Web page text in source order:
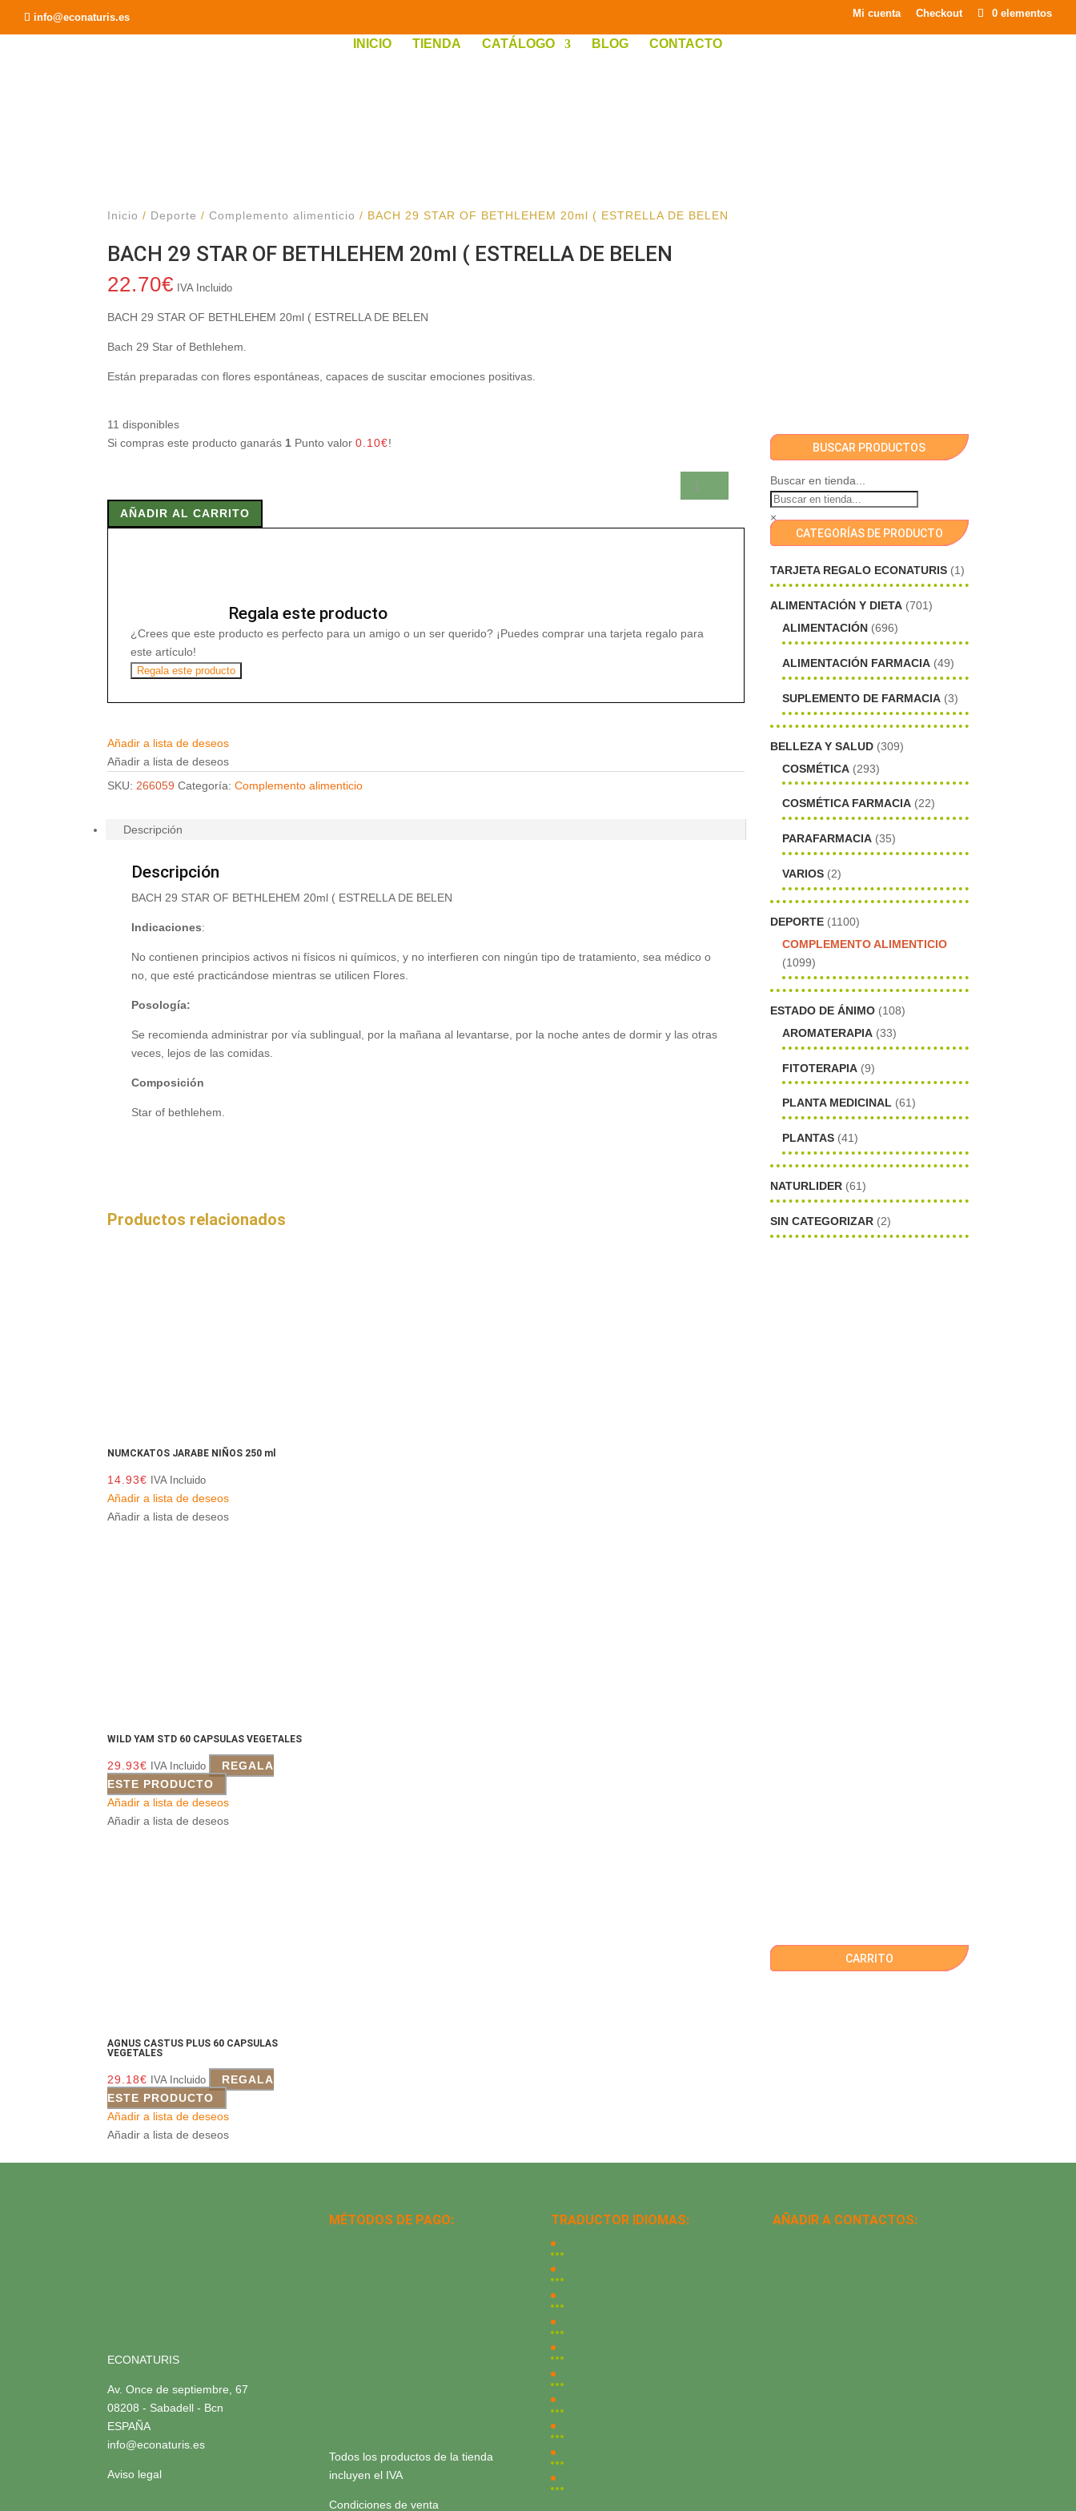
info@econaturis.es Mi cuenta Checkout 0 elementos
INICIO TIENDA CATÁLOGO BLOG CONTACTO
Inicio / Deporte /Complemento alimenticio / BACH 29 STAR OF BETHLEHEM 20ml ( ESTRELLA DE BELEN
BACH 29 STAR OF BETHLEHEM 20ml ( ESTRELLA DE BELEN
22.70€ IVA Incluido
BACH 29 STAR OF BETHLEHEM 20ml ( ESTRELLA DE BELEN
Bach 29 Star of Bethlehem.
Están preparadas con flores espontáneas, capaces de suscitar emociones positivas.
11 disponibles
Si compras este producto ganarás 1 Punto valor0.10€!
29
STAR
cantidad
AÑADIR AL CARRITO
Regala este producto
¿Crees que este producto es perfecto para un amigo o un ser querido? ¡Puedes comprar una tarjeta regalo para
este artículo!
Regala este producto
Añadir a lista de deseos
Añadir a lista de deseos
SKU:266059 Categoría:Complemento alimenticio
Descripción
Descripción
BACH 29 STAR OF BETHLEHEM 20ml ( ESTRELLA DE BELEN
Indicaciones:
No contienen principios activos ni físicos ni químicos, y no interfieren con ningún tipo de tratamiento, sea médico o
no, que esté practicándose mientras se utilicen Flores.
Posología:
Se recomienda administrar por vía sublingual, por la mañana al levantarse, por la noche antes de dormir y las otras
veces, lejos de las comidas.
Composición
Star of bethlehem.
Productos relacionados
NUMCKATOS JARABE NIÑOS 250 ml
14.93€ IVA Incluido
Añadir a lista de deseos
Añadir a lista de deseos
WILD YAM STD 60 CAPSULAS VEGETALES
29.93€ IVA Incluido
REGALA
ESTE PRODUCTO
Añadir a lista de deseos
Añadir a lista de deseos
AGNUS CASTUS PLUS 60 CAPSULAS
VEGETALES
29.18€ IVA Incluido
REGALA
ESTE PRODUCTO
Añadir a lista de deseos
Añadir a lista de deseos
BUSCAR PRODUCTOS
Buscar en tienda...
×
CATEGORÍAS DE PRODUCTO
TARJETA REGALO ECONATURIS (1)
ALIMENTACIÓN Y DIETA (701)
ALIMENTACIÓN (696)
ALIMENTACIÓN FARMACIA (49)
SUPLEMENTO DE FARMACIA (3)
BELLEZA Y SALUD (309)
COSMÉTICA (293)
COSMÉTICA FARMACIA (22)
PARAFARMACIA (35)
VARIOS (2)
DEPORTE (1100)
COMPLEMENTO ALIMENTICIO
(1099)
ESTADO DE ÁNIMO (108)
AROMATERAPIA (33)
FITOTERAPIA (9)
PLANTA MEDICINAL (61)
PLANTAS (41)
NATURLIDER (61)
SIN CATEGORIZAR (2)
CARRITO
ECONATURIS
Av. Once de septiembre, 67
08208 - Sabadell - Bcn
ESPAÑA
info@econaturis.es
Aviso legal
MÉTODOS DE PAGO:
Todos los productos de la tienda
incluyen el IVA
Condiciones de venta
TRADUCTOR IDIOMAS: AÑADIR A CONTACTOS: